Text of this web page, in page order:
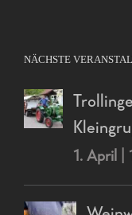
NÄCHSTE
1. April |